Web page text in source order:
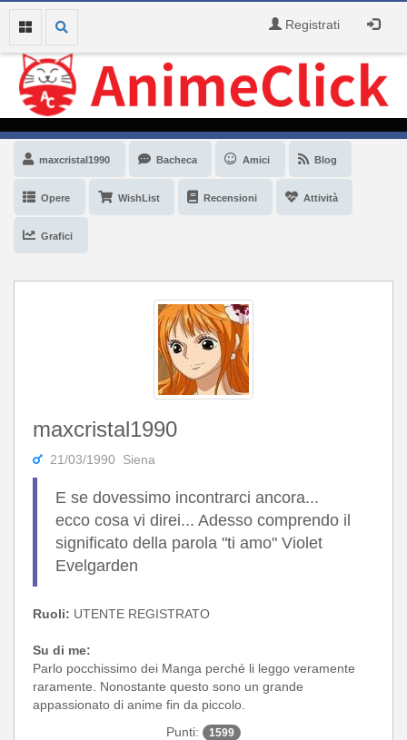
Registrati
maxcristal1990 Bacheca Amici Blog
Opere WishList Recensioni Attività
Grafici
maxcristal1990
21/03/1990 Siena
E se dovessimo incontrarci ancora...
ecco cosa vi direi... Adesso comprendo il
significato della parola "ti amo" Violet
Evelgarden
Ruoli: UTENTE REGISTRATO
Su di me:
Parlo pocchissimo dei Manga perché li leggo veramente
raramente. Nonostante questo sono un grande
appassionato di anime fin da piccolo.
Punti:
1599